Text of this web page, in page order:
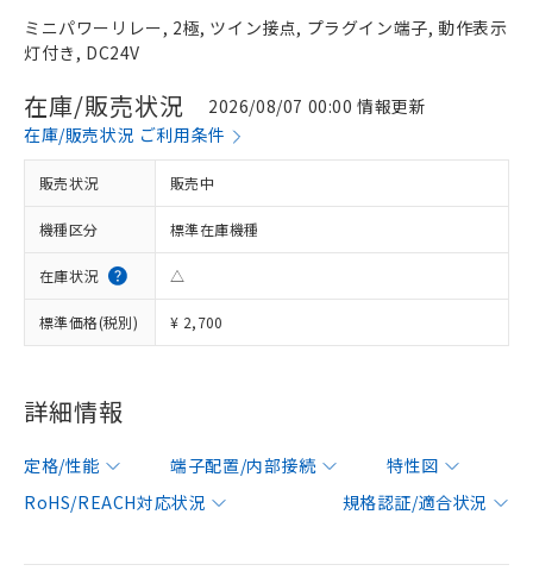
ミニパワーリレー, 2極, ツイン接点, プラグイン端子, 動作表示
灯付き, DC24V
在庫/販売状況
2026/08/07 00:00 情報更新
在庫/販売状況 ご利用条件
販売状況 販売中
機種区分 標準在庫機種
在庫状況 △
標準価格(税別) ¥ 2,700
詳細情報
定格/性能 端子配置/内部接続
特性図
RoHS/REACH対応状況
規格認証/適合状況